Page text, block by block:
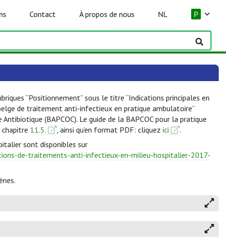
Contact À propos de nous NL P
“Positionnement” sous le titre “Indications principales en
de traitement anti-infectieux en pratique ambulatoire”
(BAPCOC). Le guide de la BAPCOC pour la pratique
11.5. , ainsi qu’en format PDF: cliquez ici
.
sont disponibles sur
de-traitements-anti-infectieux-en-milieu-hospitalier-2017-